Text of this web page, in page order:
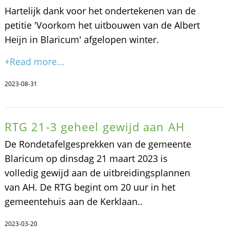
Hartelijk dank voor het ondertekenen van de
petitie 'Voorkom het uitbouwen van de Albert
Heijn in Blaricum' afgelopen winter.
+Read more...
2023-08-31
RTG 21-3 geheel gewijd aan AH
De Rondetafelgesprekken van de gemeente
Blaricum op dinsdag 21 maart 2023 is
volledig gewijd aan de uitbreidingsplannen
van AH. De RTG begint om 20 uur in het
gemeentehuis aan de Kerklaan..
2023-03-20